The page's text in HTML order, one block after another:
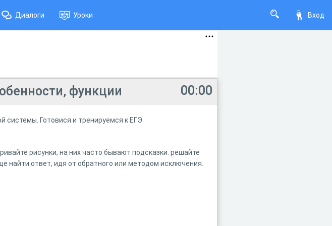
Вход
Диалоги Уроки
00:00
функции
системы. Готовися и тренируемся к ЕГЭ
рисунки, на них часто бывают подсказки. решайте
найти ответ, идя от обратного или методом исключения.